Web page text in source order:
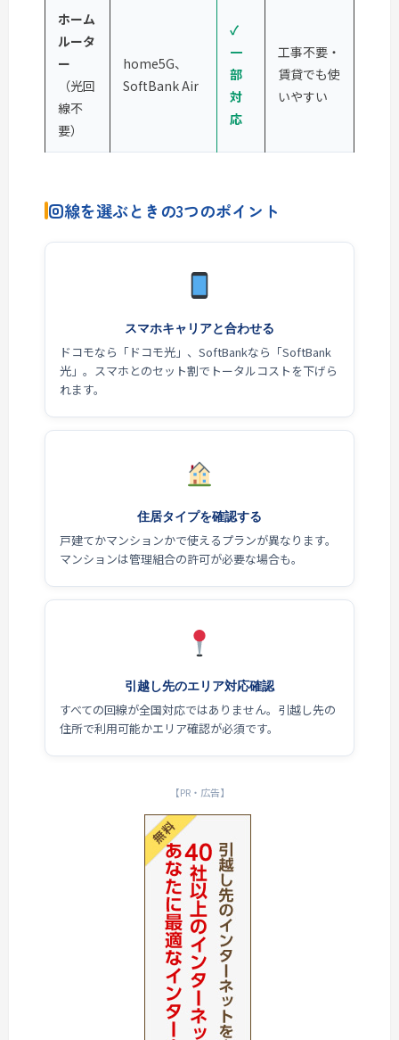
ホーム
ルータ
ー
（光回
線不
要）
home5G、
SoftBank Air
✓
一
部
対
応
工事不要・
賃貸でも使
いやすい
回線を選ぶときの3つのポイント
スマホキャリアと合わせる
ドコモなら「ドコモ光」、SoftBankなら「SoftBank
光」。スマホとのセット割でトータルコストを下げら
れます。
住居タイプを確認する
戸建てかマンションかで使えるプランが異なります。
マンションは管理組合の許可が必要な場合も。
引越し先のエリア対応確認
すべての回線が全国対応ではありません。引越し先の
住所で利用可能かエリア確認が必須です。
【PR・広告】